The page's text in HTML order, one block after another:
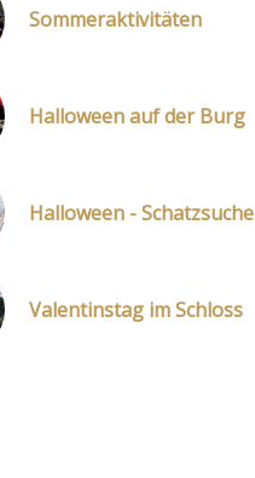
Sommeraktivitäten
Halloween auf der Burg
Halloween - Schatzsuche
Valentinstag im Schloss